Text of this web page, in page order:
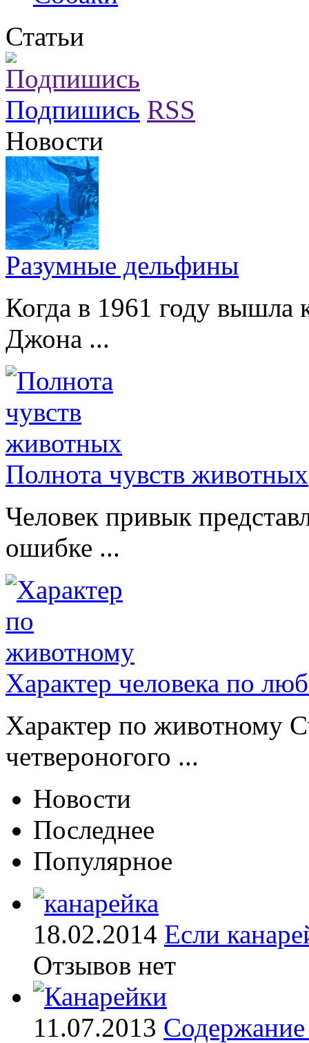
Статьи
Подпишись RSS
Новости
Разумные дельфины
Когда в 1961 году вышла
Джона ...
Полнота чувств животных
Человек привык
ошибке ...
Характер человека по
Характер по животному
четвероногого ...
Новости
Последнее
Популярное
18.02.2014 Если
Отзывов нет
11.07.2013 Содержание